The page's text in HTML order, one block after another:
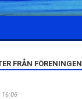
FRÅN FÖRENINGEN
16:06